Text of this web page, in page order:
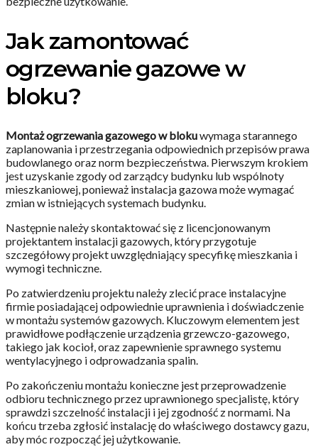
Jak zamontować
ogrzewanie gazowe w
bloku?
Montaż ogrzewania gazowego w blokuwymaga starannego
zaplanowania i przestrzegania odpowiednich przepisów prawa
budowlanego oraz norm bezpieczeństwa. Pierwszym krokiem
jest uzyskanie zgody od zarządcy budynku lub wspólnoty
mieszkaniowej, ponieważ instalacja gazowa może wymagać
zmian w istniejących systemach budynku.
Następnie należy skontaktować się z licencjonowanym
projektantem instalacji gazowych, który przygotuje
szczegółowy projekt uwzględniający specyfikę mieszkania i
wymogi techniczne.
Po zatwierdzeniu projektu należy zlecić prace instalacyjne
firmie posiadającej odpowiednie uprawnienia i doświadczenie
w montażu systemów gazowych. Kluczowym elementem jest
prawidłowe podłączenie urządzenia grzewczo-gazowego,
takiego jak kocioł, oraz zapewnienie sprawnego systemu
wentylacyjnego i odprowadzania spalin.
Po zakończeniu montażu konieczne jest przeprowadzenie
odbioru technicznego przez uprawnionego specjalistę, który
sprawdzi szczelność instalacji i jej zgodność z normami. Na
końcu trzeba zgłosić instalację do właściwego dostawcy gazu,
aby móc rozpocząć jej użytkowanie.